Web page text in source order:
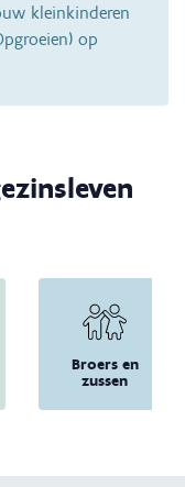
kleinkinderen
op
Broers en
zussen